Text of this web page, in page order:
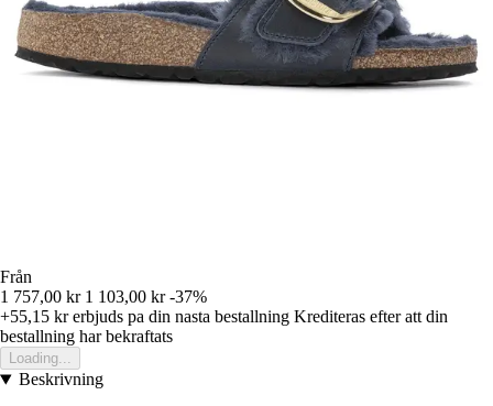
Från
1 757,00 kr 1 103,00 kr -37%
+55,15 krerbjuds pa din nasta bestallning Krediteras efter att din
bestallning har bekraftats
Loading...
Beskrivning